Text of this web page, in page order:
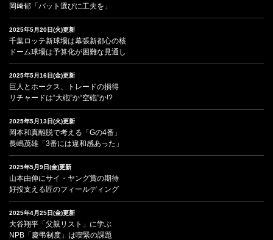
岡﨑郁「バット選びに工夫を」
2025年5月20日(火)更新
千葉ロッテ新球場は幕張新都心の核
ドーム球場は予算化が困難な見通し
2025年5月16日(金)更新
巨人とホークス、トレードの損得
リチャードは“大砲”か“空砲”か!?
2025年5月13日(火)更新
岡本和真離脱で考える「Gの4番」
長嶋茂雄「3番には違和感あった」
2025年5月9日(金)更新
山本由伸にサイ・ヤング賞の期待
好投支える匠のフィールディング
2025年4月25日(金)更新
大谷翔平「父親リスト」に学ぶ
NPB「慶弔制度」は喫緊の課題